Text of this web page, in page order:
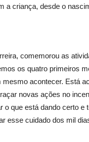
a criança, desde o
comemorou as
os quatro primeiros
acontecer. Está
novas ações no
o que está dando certo
esse cuidado dos mil